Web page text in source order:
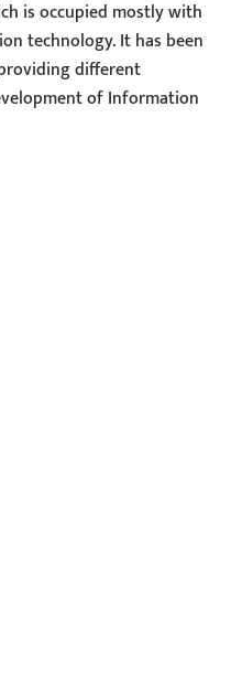
is occupied mostly with
technology. It has been
different
of Information